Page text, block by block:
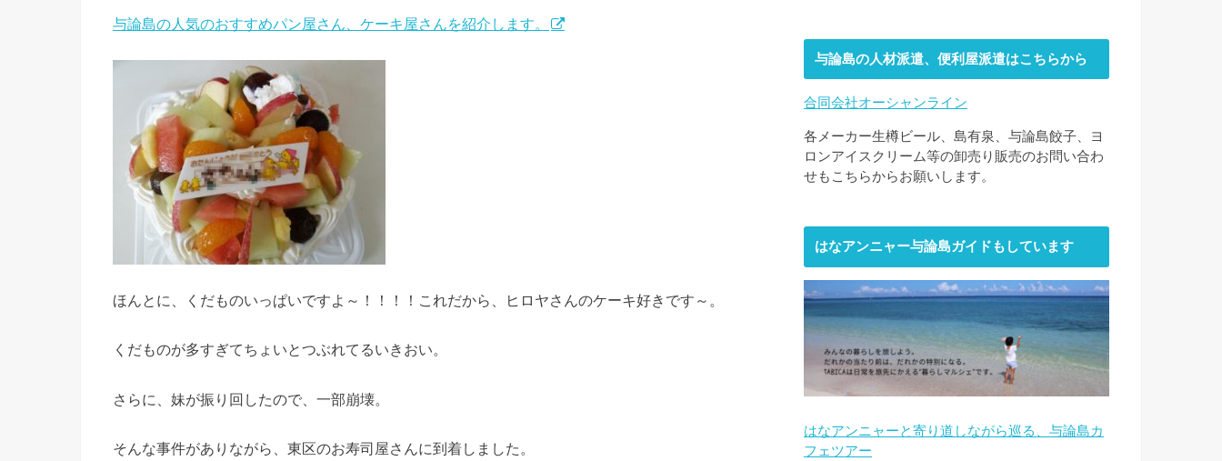
与論島の人気のおすすめパン屋さん、ケーキ屋さんを紹介します。
ほんとに、くだものいっぱいですよ～！！！！これだから、ヒロヤさんのケーキ好きです～。
くだものが多すぎてちょいとつぶれてるいきおい。
さらに、妹が振り回したので、一部崩壊。
そんな事件がありながら、東区のお寿司屋さんに到着しました。
与論島の人材派遣、便利屋派遣はこちらから
合同会社オーシャンライン
各メーカー生樽ビール、島有泉、与論島餃子、ヨ
ロンアイスクリーム等の卸売り販売のお問い合わ
せもこちらからお願いします。
はなアンニャー与論島ガイドもしています
はなアンニャーと寄り道しながら巡る、与論島カ
フェツアー